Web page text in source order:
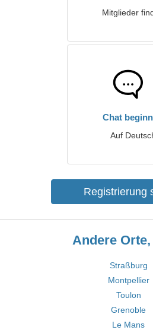
Mitglieder
Chat
Auf
Registrierung
Andere
Straßburg
Montpellier
Toulon
Grenoble
Le Mans